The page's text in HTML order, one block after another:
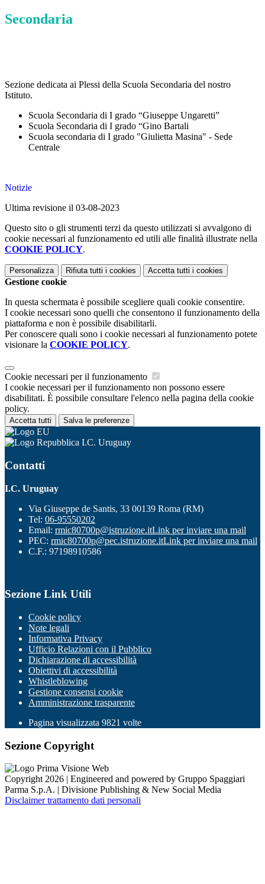
Secondaria
Sezione dedicata ai Plessi della Scuola Secondaria del nostro
Istituto.
Scuola Secondaria di I grado “Giuseppe Ungaretti”
Scuola Secondaria di I grado “Gino Bartali
Scuola secondaria di I grado "Giulietta Masina" - Sede
Centrale
Notizie
Ultima revisione il 03-08-2023
Questo sito o gli strumenti terzi da questo utilizzati si avvalgono di
cookie necessari al funzionamento ed utili alle finalità illustrate nella
COOKIE POLICY.
Personalizza Rifiuta tutti i cookies Accetta tutti i cookies
Gestione cookie
In questa schermata è possibile scegliere quali cookie consentire.
I cookie necessari sono quelli che consentono il funzionamento della
piattaforma e non è possibile disabilitarli.
Per conoscere quali sono i cookie necessari al funzionamento potete
visionare la COOKIE POLICY.
Cookie necessari per il funzionamento
I cookie necessari per il funzionamento non possono essere
disabilitati. È possibile consultare l'elenco nella pagina della cookie
policy.
Accetta tutti Salva le preferenze
I.C. Uruguay
Contatti
I.C. Uruguay
Via Giuseppe de Santis, 33 00139 Roma (RM)
Tel: 06-95550202
Email: rmic80700p@istruzione.itLink per inviare una mail
PEC: rmic80700p@pec.istruzione.itLink per inviare una mail
C.F.: 97198910586
Sezione Link Utili
Cookie policy
Note legali
Informativa Privacy
Ufficio Relazioni con il Pubblico
Dichiarazione di accessibilità
Obiettivi di accessibilità
Whistleblowing
Gestione consensi cookie
Amministrazione trasparente
Pagina visualizzata 9821 volte
Sezione Copyright
Copyright 2026 | Engineered and powered by Gruppo Spaggiari
Parma S.p.A. | Divisione Publishing & New Social Media
Disclaimer trattamento dati personali